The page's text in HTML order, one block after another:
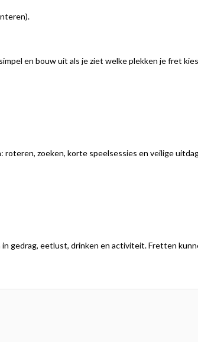
en bouw uit als je ziet welke plekken je fret
roteren, zoeken, korte speelsessies en veilige
gedrag, eetlust, drinken en activiteit. Fretten